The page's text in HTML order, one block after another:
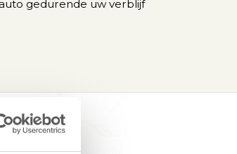
gedurende uw verblijf